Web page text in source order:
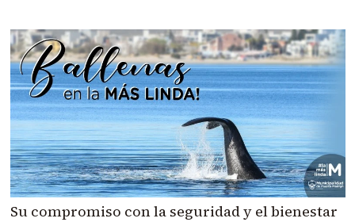
Su compromiso con la seguridad y el bienestar